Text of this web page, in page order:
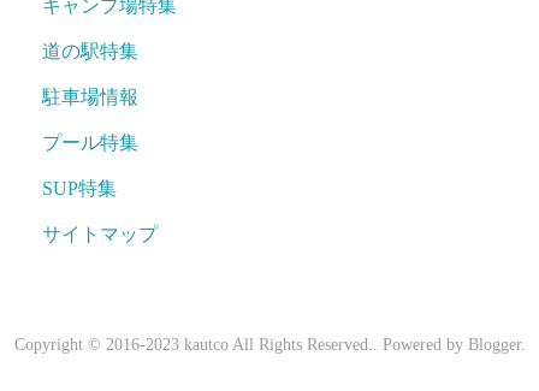
キャンプ場特集
道の駅特集
駐車場情報
プール特集
SUP特集
サイトマップ
Copyright © 2016-2023 kautco All Rights Reserved.. Powered by Blogger.